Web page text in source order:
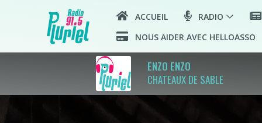
ACCUEIL RADIO
NOUS AIDER AVEC HELLOASSO
ENZO ENZO
CHATEAUX DE SABLE